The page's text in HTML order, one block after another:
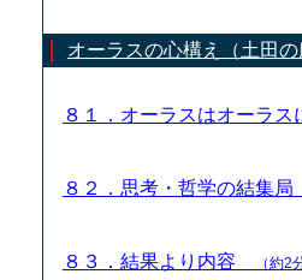
オーラスの心構え（土田の
８１．オーラスはオーラ
８２．思考・哲学の結集局
８３．結果より内容 （約2